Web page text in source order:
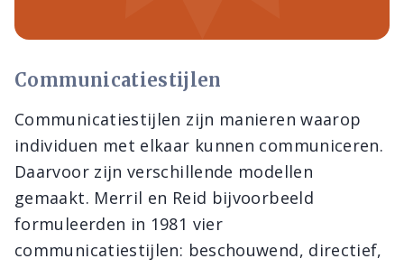
Communicatiestijlen
Communicatiestijlen zijn manieren waarop
individuen met elkaar kunnen communiceren.
Daarvoor zijn verschillende modellen
gemaakt. Merril en Reid bijvoorbeeld
formuleerden in 1981 vier
communicatiestijlen: beschouwend, directief,